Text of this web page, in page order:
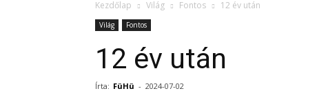
Kezdőlap Világ Fontos 12 év után
Világ Fontos
12 év után
Írta: FüHü - 2024-07-02